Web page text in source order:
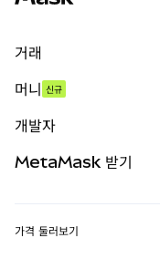
거래
무기한 선물
실물자산
머니 신규
개발자
MetaMask 받기
가격 둘러보기